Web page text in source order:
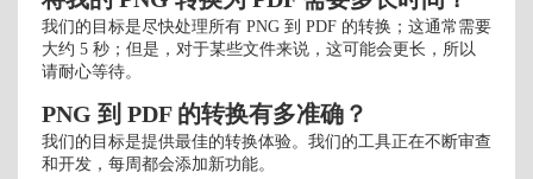
我们的目标是尽快处理所有 PNG 到 PDF 的转换；这通常需要
大约 5 秒；但是，对于某些文件来说，这可能会更长，所以
请耐心等待。
PNG 到 PDF 的转换有多准确？
我们的目标是提供最佳的转换体验。我们的工具正在不断审查
和开发，每周都会添加新功能。